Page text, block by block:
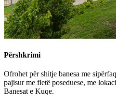
Përshkrimi
Ofrohet për shitje banesa me
pajisur me fletë poseduese, me
Banesat e Kuqe.